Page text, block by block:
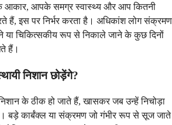
आकार, आपके समग्र स्वास्थ्य और आप कितनी
हैं, इस पर निर्भर करता है। अधिकांश लोग संक्रमण
चिकित्सकीय रूप से निकाले जाने के कुछ दिनों
हैं।
निशान छोड़ेंगे?
के ठीक हो जाते हैं, खासकर जब उन्हें निचोड़ा
बड़े कार्बंक्ल या संक्रमण जो गंभीर रूप से सूज जाते